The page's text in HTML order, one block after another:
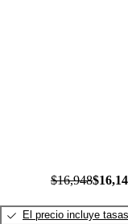
$16,948
El precio incluye tasas